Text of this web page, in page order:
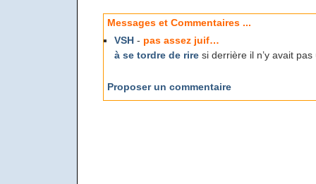
Messages et Commentaires ...
VSH- pas assez juif…
à se tordre de rire si derrière il n’y avait
Proposer un commentaire